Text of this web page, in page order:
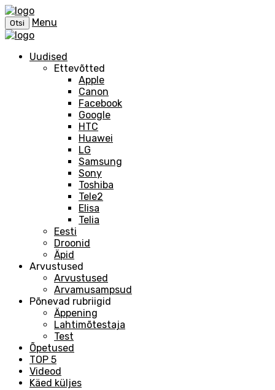
Otsi Menu
Uudised
Ettevõtted
Apple
Canon
Facebook
Google
HTC
Huawei
LG
Samsung
Sony
Toshiba
Tele2
Elisa
Telia
Eesti
Droonid
Äpid
Arvustused
Arvustused
Arvamusampsud
Põnevad rubriigid
Äppening
Lahtimõtestaja
Test
Õpetused
TOP 5
Videod
Käed küljes